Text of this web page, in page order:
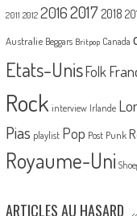
2011 2012 20162017 2018
Australie Beggars Britpop Canada
Etats-UnisFolk
Rock interview Irlande
Pias playlist Pop Post Punk
Royaume-Uni
ARTICLES AU HASARD